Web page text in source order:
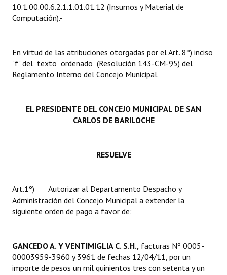
Resoluciones
INSTITUCIONAL
Antiguos Pobladores
Registros y Distinciones
Premio al Mérito - Registro
Mujeres que Dejaron Huellas - Registro
Ciudadano Ilustre - Registro
Banca del Vecino - Registro
10.1.00.00.6.2.1.1.01.01.12 (Insumos y Material de
Computación).-
En virtud de las atribuciones otorgadas por el Art. 8º) inciso
"f" del texto ordenado (Resolución 143-CM-95) del
Reglamento Interno del Concejo Municipal.
EL PRESIDENTE DEL CONCEJO MUNICIPAL DE SAN
CARLOS DE BARILOCHE
RESUELVE
Art.1º) Autorizar al Departamento Despacho y
Administración del Concejo Municipal a extender la
siguiente orden de pago a favor de:
GANCEDO A. Y VENTIMIGLIA C. S.H., facturas Nº 0005-
00003959-3960 y 3961 de fechas 12/04/11, por un
importe de pesos un mil quinientos tres con setenta y un